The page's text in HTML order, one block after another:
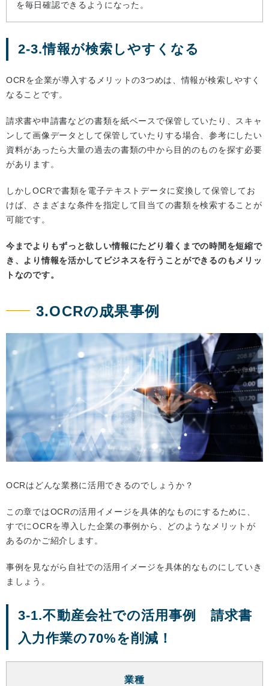
を毎日確認できるようになった。
2-3.情報が検索しやすくなる
OCRを企業が導入するメリットの3つめは、情報が検索しやすく
なることです。
請求書や申請書などの書類を紙ベースで保管していたり、スキャ
ンして画像データとして保管していたりする場合、参考にしたい
資料があったら大量の過去の書類の中から目的のものを探す必要
があります。
しかしOCRで書類を電子テキストデータに変換して保管してお
けば、さまざまな条件を指定して目当ての書類を検索することが
可能です。
今までよりもずっと欲しい情報にたどり着くまでの時間を短縮で
き、より情報を活かしてビジネスを行うことができるのもメリッ
トなのです。
3.OCRの成果事例
OCRはどんな業務に活用できるのでしょうか？
この章ではOCRの活用イメージを具体的なものにするために、
すでにOCRを導入した企業の事例から、どのようなメリットが
あるのかご紹介します。
事例を見ながら自社での活用イメージを具体的なものにしていき
ましょう。
3-1.不動産会社での活用事例 請求書
入力作業の70%を削減！
業種